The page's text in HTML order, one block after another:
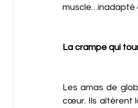
muscle…inadapté
La crampe qui
Les amas de
cœur. Ils altèrent